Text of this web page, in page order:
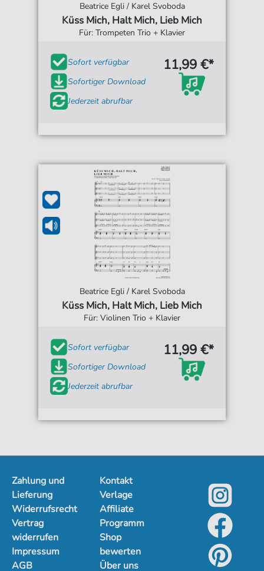
Beatrice Egli / Karel Svoboda
Küss Mich, Halt Mich, Lieb Mich
Für: Trompeten Trio + Klavier
Sofort verfügbar
Sofortiger Download
Jederzeit abrufbar
11,99 €*
Beatrice Egli / Karel Svoboda
Küss Mich, Halt Mich, Lieb Mich
Für: Violinen Trio + Klavier
Sofort verfügbar
Sofortiger Download
Jederzeit abrufbar
11,99 €*
Zahlung und
Lieferung
Widerrufsrecht
Vertrag
widerrufen
Impressum
AGB
Kontakt
Verlage
Affiliate
Programm
Shop
bewerten
Über uns